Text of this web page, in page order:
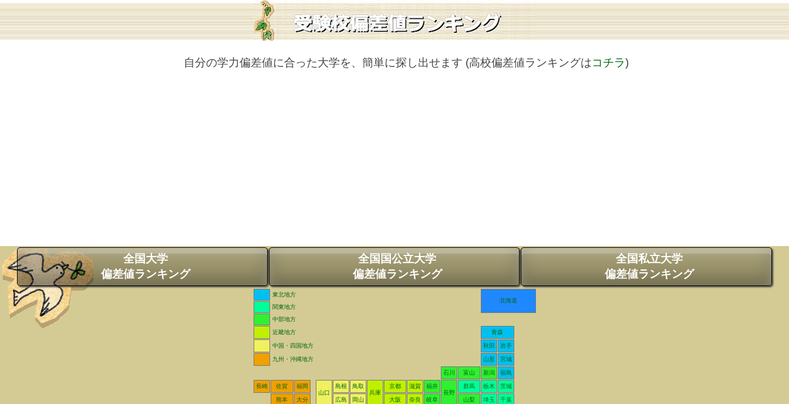
自分の学力偏差値に合った大学を、簡単に探し出せます (高校偏差値ランキングはコチラ)
全国大学
偏差値ランキング
全国国公立大学
偏差値ランキング
全国私立大学
偏差値ランキング
東北地方
北海道
関東地方
中部地方
近畿地方
青森
中国・四国地方 秋田 岩手
九州・沖縄地方 山形 宮城
石川 富山 新潟 福島
長崎 佐賀
福岡
山口
島根
鳥取
兵庫
京都 滋賀
福井
長野
群馬 栃木 茨城
熊本 大分 広島 岡山 大阪 奈良 岐阜 山梨 埼玉 千葉